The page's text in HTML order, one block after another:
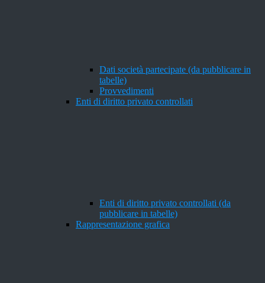
Dati società partecipate (da pubblicare in
tabelle)
Provvedimenti
Enti di diritto privato controllati
Enti di diritto privato controllati (da
pubblicare in tabelle)
Rappresentazione grafica